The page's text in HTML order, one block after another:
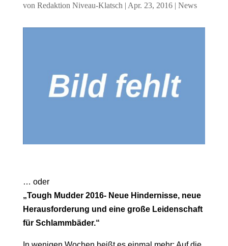
von Redaktion Niveau-Klatsch | Apr. 23, 2016| News
… oder
„Tough Mudder 2016- Neue Hindernisse, neue
Herausforderung und eine große Leidenschaft
für Schlammbäder.“